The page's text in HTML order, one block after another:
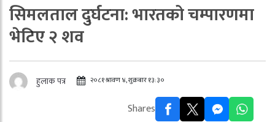
सिमलताल दुर्घटना: भारतको चम्पारणमा
भेटिए २ शव
हुलाक पत्र २०८१ श्रावण ४, शुक्रबार १३:३०
Shares